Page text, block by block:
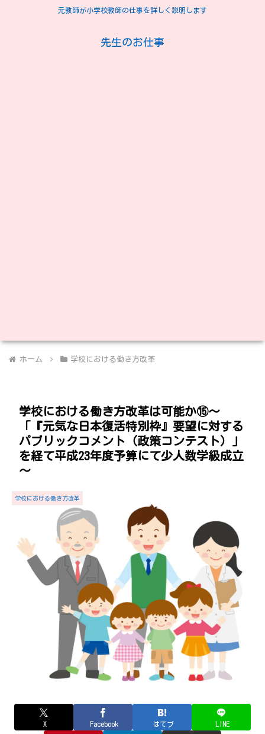
元教師が小学校教師の仕事を詳しく説明します
先生のお仕事
ホーム 学校における働き方改革
学校における働き方改革は可能か⑮～
「『元気な日本復活特別枠』要望に対する
パブリックコメント（政策コンテスト）」
を経て平成23年度予算にて少人数学級成立
～
学校における働き方改革
X Facebook はてブ LINE